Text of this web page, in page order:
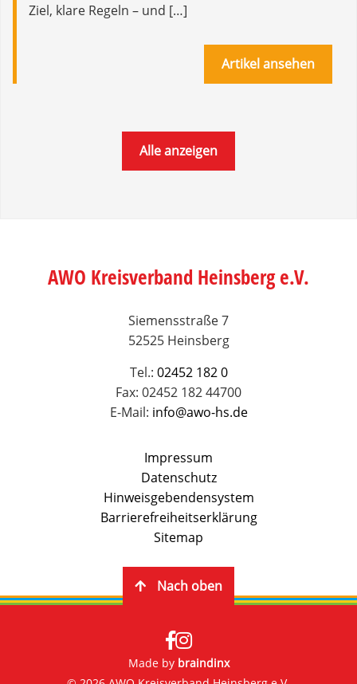
Ziel, klare Regeln – und […]
Artikel ansehen
Alle anzeigen
AWO Kreisverband Heinsberg e.V.
Siemensstraße 7
52525 Heinsberg
Tel.: 02452 182 0
Fax: 02452 182 44700
E-Mail: info@awo-hs.de
Impressum
Datenschutz
Hinweisgebendensystem
Barrierefreiheitserklärung
Sitemap
Nach oben
Made by braindinx